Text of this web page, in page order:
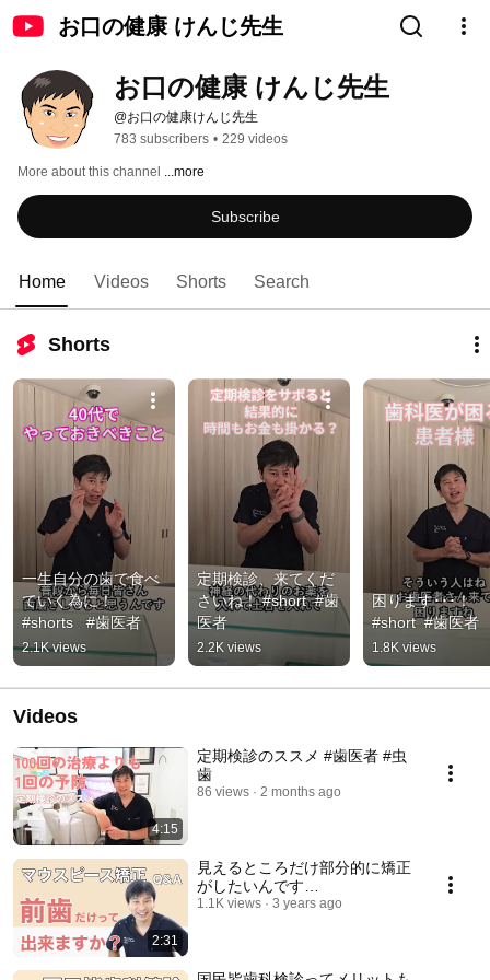
お口の健康 けんじ先生
お口の健康 けんじ先生
@お口の健康けんじ先生
783 subscribers • 229 videos
More about this channel ...more
Subscribe
Home Videos Shorts Search
Shorts
一生自分の歯で食べ
ていく為に！
#shorts   #歯医者
2.1K views
定期検診、来てくだ
さいね！ #short  #歯
医者
2.2K views
困ります･･･！
#short  #歯医者
1.8K views
Videos
4:15
定期検診のススメ #歯医者 #虫
歯
86 views 2 months ago
2:31
見えるところだけ部分的に矯正
がしたいんです…
1.1K views 3 years ago